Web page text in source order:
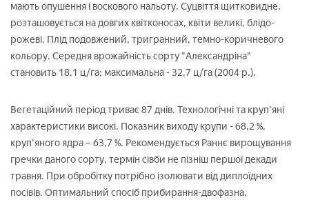
мають опушення і воскового нальоту. Суцвіття щитковидне,
розташовується на довгих квітконосах, квіти великі, блідо-
рожеві. Плід подовжений, тригранний, темно-коричневого
кольору. Середня врожайність сорту "Александріна"
становить 18,1 ц/га; максимальна - 32,7 ц/га (2004 р.).
Вегетаційний період триває 87 днів. Технологічні та круп'яні
характеристики високі. Показник виходу крупи - 68,2 %,
круп'яного ядра – 63,7 %. Рекомендується Раннє вирощування
гречки даного сорту, термін сівби не пізніш першої декади
травня. При обробітку потрібно ізолювати від диплоїдних
посівів. Оптимальний спосіб прибирання-двофазна.